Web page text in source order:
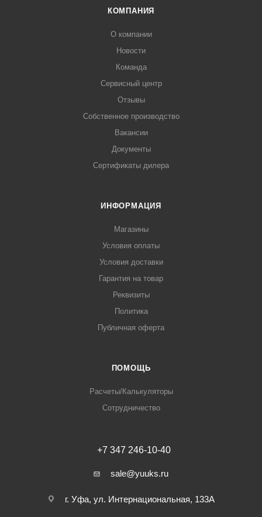
КОМПАНИЯ
О компании
Новости
Команда
Сервисный центр
Отзывы
Собственное производство
Вакансии
Документы
Сертификаты дилера
ИНФОРМАЦИЯ
Магазины
Условия оплаты
Условия доставки
Гарантия на товар
Реквизиты
Политика
Публичная оферта
ПОМОЩЬ
Расчеты/Калькуляторы
Сотрудничество
+7 347 246-10-40
sale@yuuks.ru
г. Уфа, ул. Интернациональная, 133А